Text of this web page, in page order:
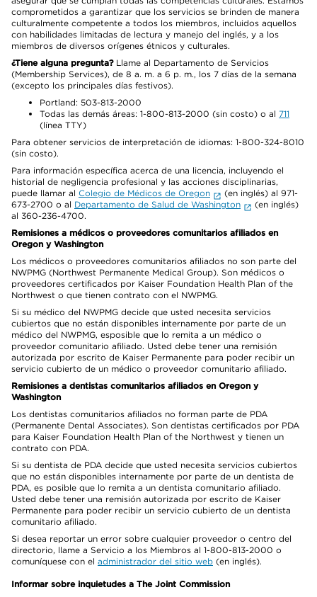
comprometidos a garantizar que los servicios se brinden de manera
culturalmente competente a todos los miembros, incluidos aquellos
con habilidades limitadas de lectura y manejo del inglés, y a los
miembros de diversos orígenes étnicos y culturales.
¿Tiene alguna pregunta?Llame al Departamento de Servicios
(Membership Services), de 8 a. m. a 6 p. m., los 7 días de la semana
(excepto los principales días festivos).
Portland: 503-813-2000
Todas las demás áreas: 1-800-813-2000 (sin costo) o al 711
(línea TTY)
Para obtener servicios de interpretación de idiomas: 1-800-324-8010
(sin costo).
Para información específica acerca de una licencia, incluyendo el
historial de negligencia profesional y las acciones disciplinarias,
puede llamar al Colegio de Médicos de Oregon
(en inglés) al 971-
673-2700 o al Departamento de Salud de Washington
(en inglés)
al 360-236-4700.
Remisiones a médicos o proveedores comunitarios afiliados en
Oregon y Washington
Los médicos o proveedores comunitarios afiliados no son parte del
NWPMG (Northwest Permanente Medical Group). Son médicos o
proveedores certificados por Kaiser Foundation Health Plan of the
Northwest o que tienen contrato con el NWPMG.
Si su médico del NWPMG decide que usted necesita servicios
cubiertos que no están disponibles internamente por parte de un
médico del NWPMG, esposible que lo remita a un médico o
proveedor comunitario afiliado. Usted debe tener una remisión
autorizada por escrito de Kaiser Permanente para poder recibir un
servicio cubierto de un médico o proveedor comunitario afiliado.
Remisiones a dentistas comunitarios afiliados en Oregon y
Washington
Los dentistas comunitarios afiliados no forman parte de PDA
(Permanente Dental Associates). Son dentistas certificados por PDA
para Kaiser Foundation Health Plan of the Northwest y tienen un
contrato con PDA.
Si su dentista de PDA decide que usted necesita servicios cubiertos
que no están disponibles internamente por parte de un dentista de
PDA, es posible que lo remita a un dentista comunitario afiliado.
Usted debe tener una remisión autorizada por escrito de Kaiser
Permanente para poder recibir un servicio cubierto de un dentista
comunitario afiliado.
Si desea reportar un error sobre cualquier proveedor o centro del
directorio, llame a Servicio a los Miembros al 1-800-813-2000 o
comuníquese con el administrador del sitio web (en inglés).
Informar sobre inquietudes a The Joint Commission